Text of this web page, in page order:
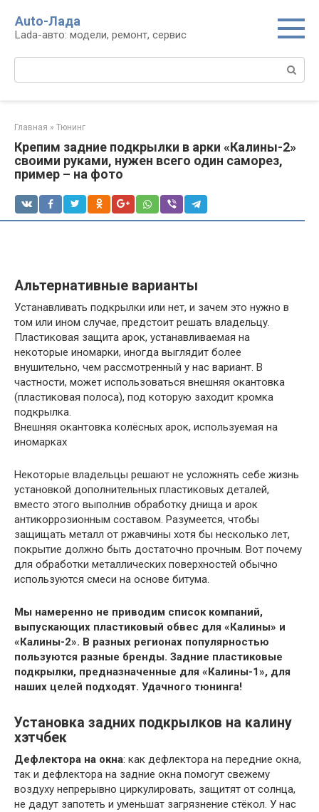
контенту
Auto-Лада
Lada-авто: модели, ремонт, сервис
Главная » Тюнинг
Крепим задние подкрылки в арки «Калины-2»
своими руками, нужен всего один саморез,
пример – на фото
Альтернативные варианты
Устанавливать подкрылки или нет, и зачем это нужно в
том или ином случае, предстоит решать владельцу.
Пластиковая защита арок, устанавливаемая на
некоторые иномарки, иногда выглядит более
внушительно, чем рассмотренный у нас вариант. В
частности, может использоваться внешняя окантовка
(пластиковая полоса), под которую заходит кромка
подкрылка.
Внешняя окантовка колёсных арок, используемая на
иномарках
Некоторые владельцы решают не усложнять себе жизнь
установкой дополнительных пластиковых деталей,
вместо этого выполнив обработку днища и арок
антикоррозионным составом. Разумеется, чтобы
защищать металл от ржавчины хотя бы несколько лет,
покрытие должно быть достаточно прочным. Вот почему
для обработки металлических поверхностей обычно
используются смеси на основе битума.
Мы намеренно не приводим список компаний,
выпускающих пластиковый обвес для «Калины» и
«Калины-2». В разных регионах популярностью
пользуются разные бренды. Задние пластиковые
подкрылки, предназначенные для «Калины-1», для
наших целей подходят. Удачного тюнинга!
Установка задних подкрылков на калину
хэтчбек
Дефлектора на окна: как дефлектора на передние окна,
так и дефлектора на задние окна помогут свежему
воздуху непрерывно циркулировать, защитят от солнца,
не дадут запотеть и уменьшат загрязнение стёкол. У нас